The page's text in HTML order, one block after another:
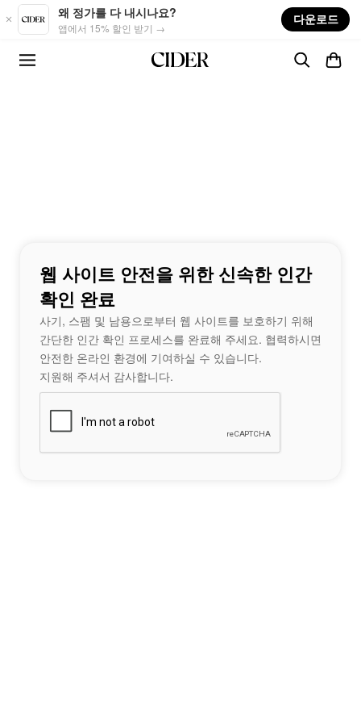
Skip to main content
왜 정가를 다 내시나요?
앱에서 15% 할인 받기 →
다운로드
웹 사이트 안전을 위한 신속한 인간
확인 완료
사기, 스팸 및 남용으로부터 웹 사이트를 보호하기 위해
간단한 인간 확인 프로세스를 완료해 주세요. 협력하시면
안전한 온라인 환경에 기여하실 수 있습니다.
지원해 주셔서 감사합니다.